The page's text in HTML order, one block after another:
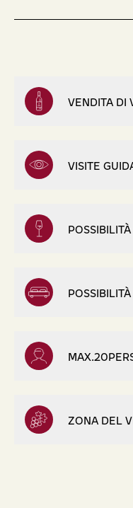
VENDITA DI
VISITE
ZONA DEL